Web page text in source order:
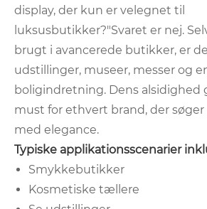
display, der kun er velegnet til
luksusbutikker?"Svaret er nej.
brugt i avancerede butikker, er
udstillinger, museer, messer og
boligindretning. Dens alsidighed
must for ethvert brand, der
med elegance.
Typiske applikationsscenarier
Smykkebutikker
Kosmetiske tællere